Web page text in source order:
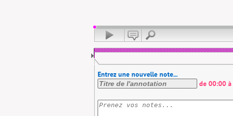
Entrez une nouvelle note...
de 00:00 à